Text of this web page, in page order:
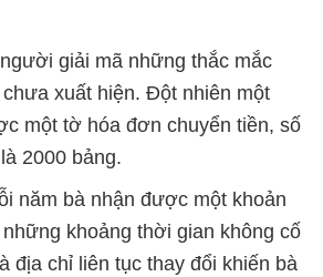
giải mã những thắc mắc
xuất hiện. Đột nhiên một
một tờ hóa đơn chuyển tiền, số
2000 bảng.
năm bà nhận được một khoản
khoảng thời gian không cố
địa chỉ liên tục thay đổi khiến bà